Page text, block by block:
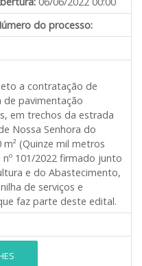
do processo:
a contratação de
de pavimentação
em trechos da estrada
Nossa Senhora do
(Quinze mil metros
101/2022 firmado junto
e do Abastecimento,
de serviços e
faz parte deste edital.